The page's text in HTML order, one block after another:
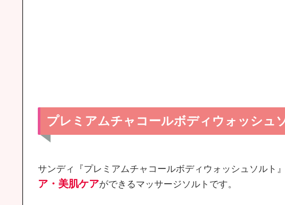
プレミアムチャコールボディウォッシュ
サンディ『プレミアムチャコールボディウォッシュソルト
ア・美肌ケアができるマッサージソルトです。